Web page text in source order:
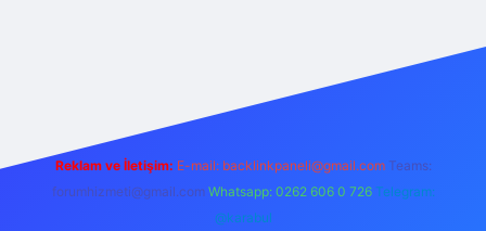
Reklam ve İletişim: E-mail: backlinkpaneli@gmail.com Teams:
forumhizmeti@gmail.com Whatsapp: 0262 606 0 726 Telegram:
@karabul